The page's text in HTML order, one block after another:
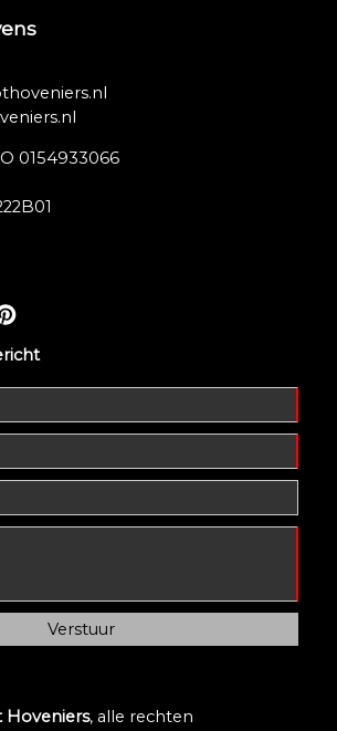
0154933066
Hoveniers, alle rechten